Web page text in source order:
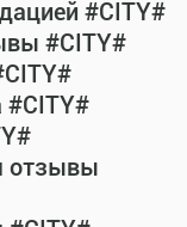
#CITY#
#CITY#
#CITY#
отзывы